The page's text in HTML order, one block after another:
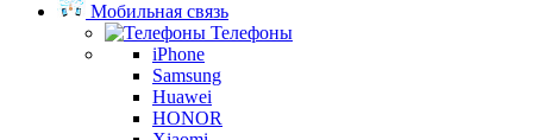
Мобильная связь
Телефоны
iPhone
Samsung
Huawei
HONOR